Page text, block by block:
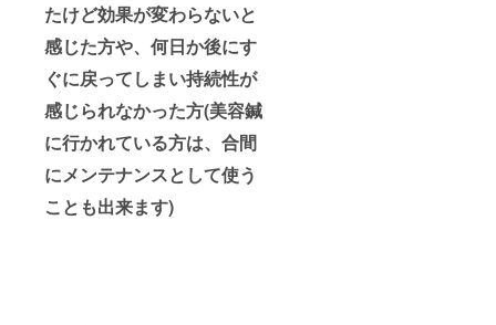
たけど効果が変わらないと
感じた方や、何日か後にす
ぐに戻ってしまい持続性が
感じられなかった方(美容鍼
に行かれている方は、合間
にメンテナンスとして使う
ことも出来ます)